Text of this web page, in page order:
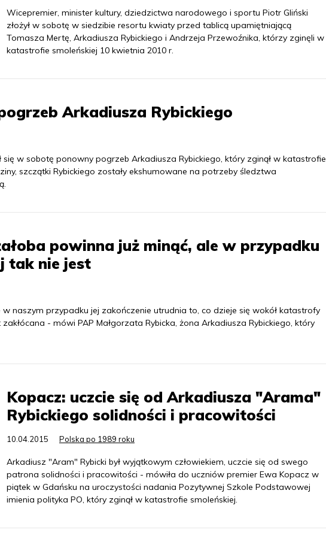
Wicepremier, minister kultury, dziedzictwa narodowego i sportu Piotr Gliński
złożył w sobotę w siedzibie resortu kwiaty przed tablicą upamiętniającą
Tomasza Mertę, Arkadiusza Rybickiego i Andrzeja Przewoźnika, którzy zginęli w
katastrofie smoleńskiej 10 kwietnia 2010 r.
Arkadiusza Rybickiego
w sobotę ponowny pogrzeb Arkadiusza Rybickiego, który zginął w katastrofie
szczątki Rybickiego zostały ekshumowane na potrzeby śledztwa
powinna już minąć, ale w przypadku
tak nie jest
naszym przypadku jej zakończenie utrudnia to, co dzieje się wokół katastrofy
- mówi PAP Małgorzata Rybicka, żona Arkadiusza Rybickiego, który
Kopacz: uczcie się od Arkadiusza "Arama"
Rybickiego solidności i pracowitości
10.04.2015 Polska po 1989 roku
Arkadiusz "Aram" Rybicki był wyjątkowym człowiekiem, uczcie się od swego
patrona solidności i pracowitości - mówiła do uczniów premier Ewa Kopacz w
piątek w Gdańsku na uroczystości nadania Pozytywnej Szkole Podstawowej
imienia polityka PO, który zginął w katastrofie smoleńskiej.